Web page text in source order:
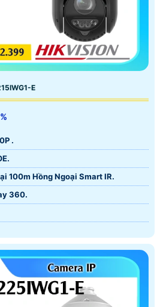
E
.
100m Hồng Ngoại Smart IR.
360.